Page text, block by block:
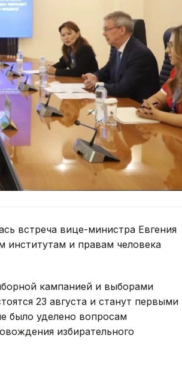
встреча вице-министра Евгения
институтам и правам человека
кампанией и выборами
23 августа и станут первыми
было уделено вопросам
избирательного